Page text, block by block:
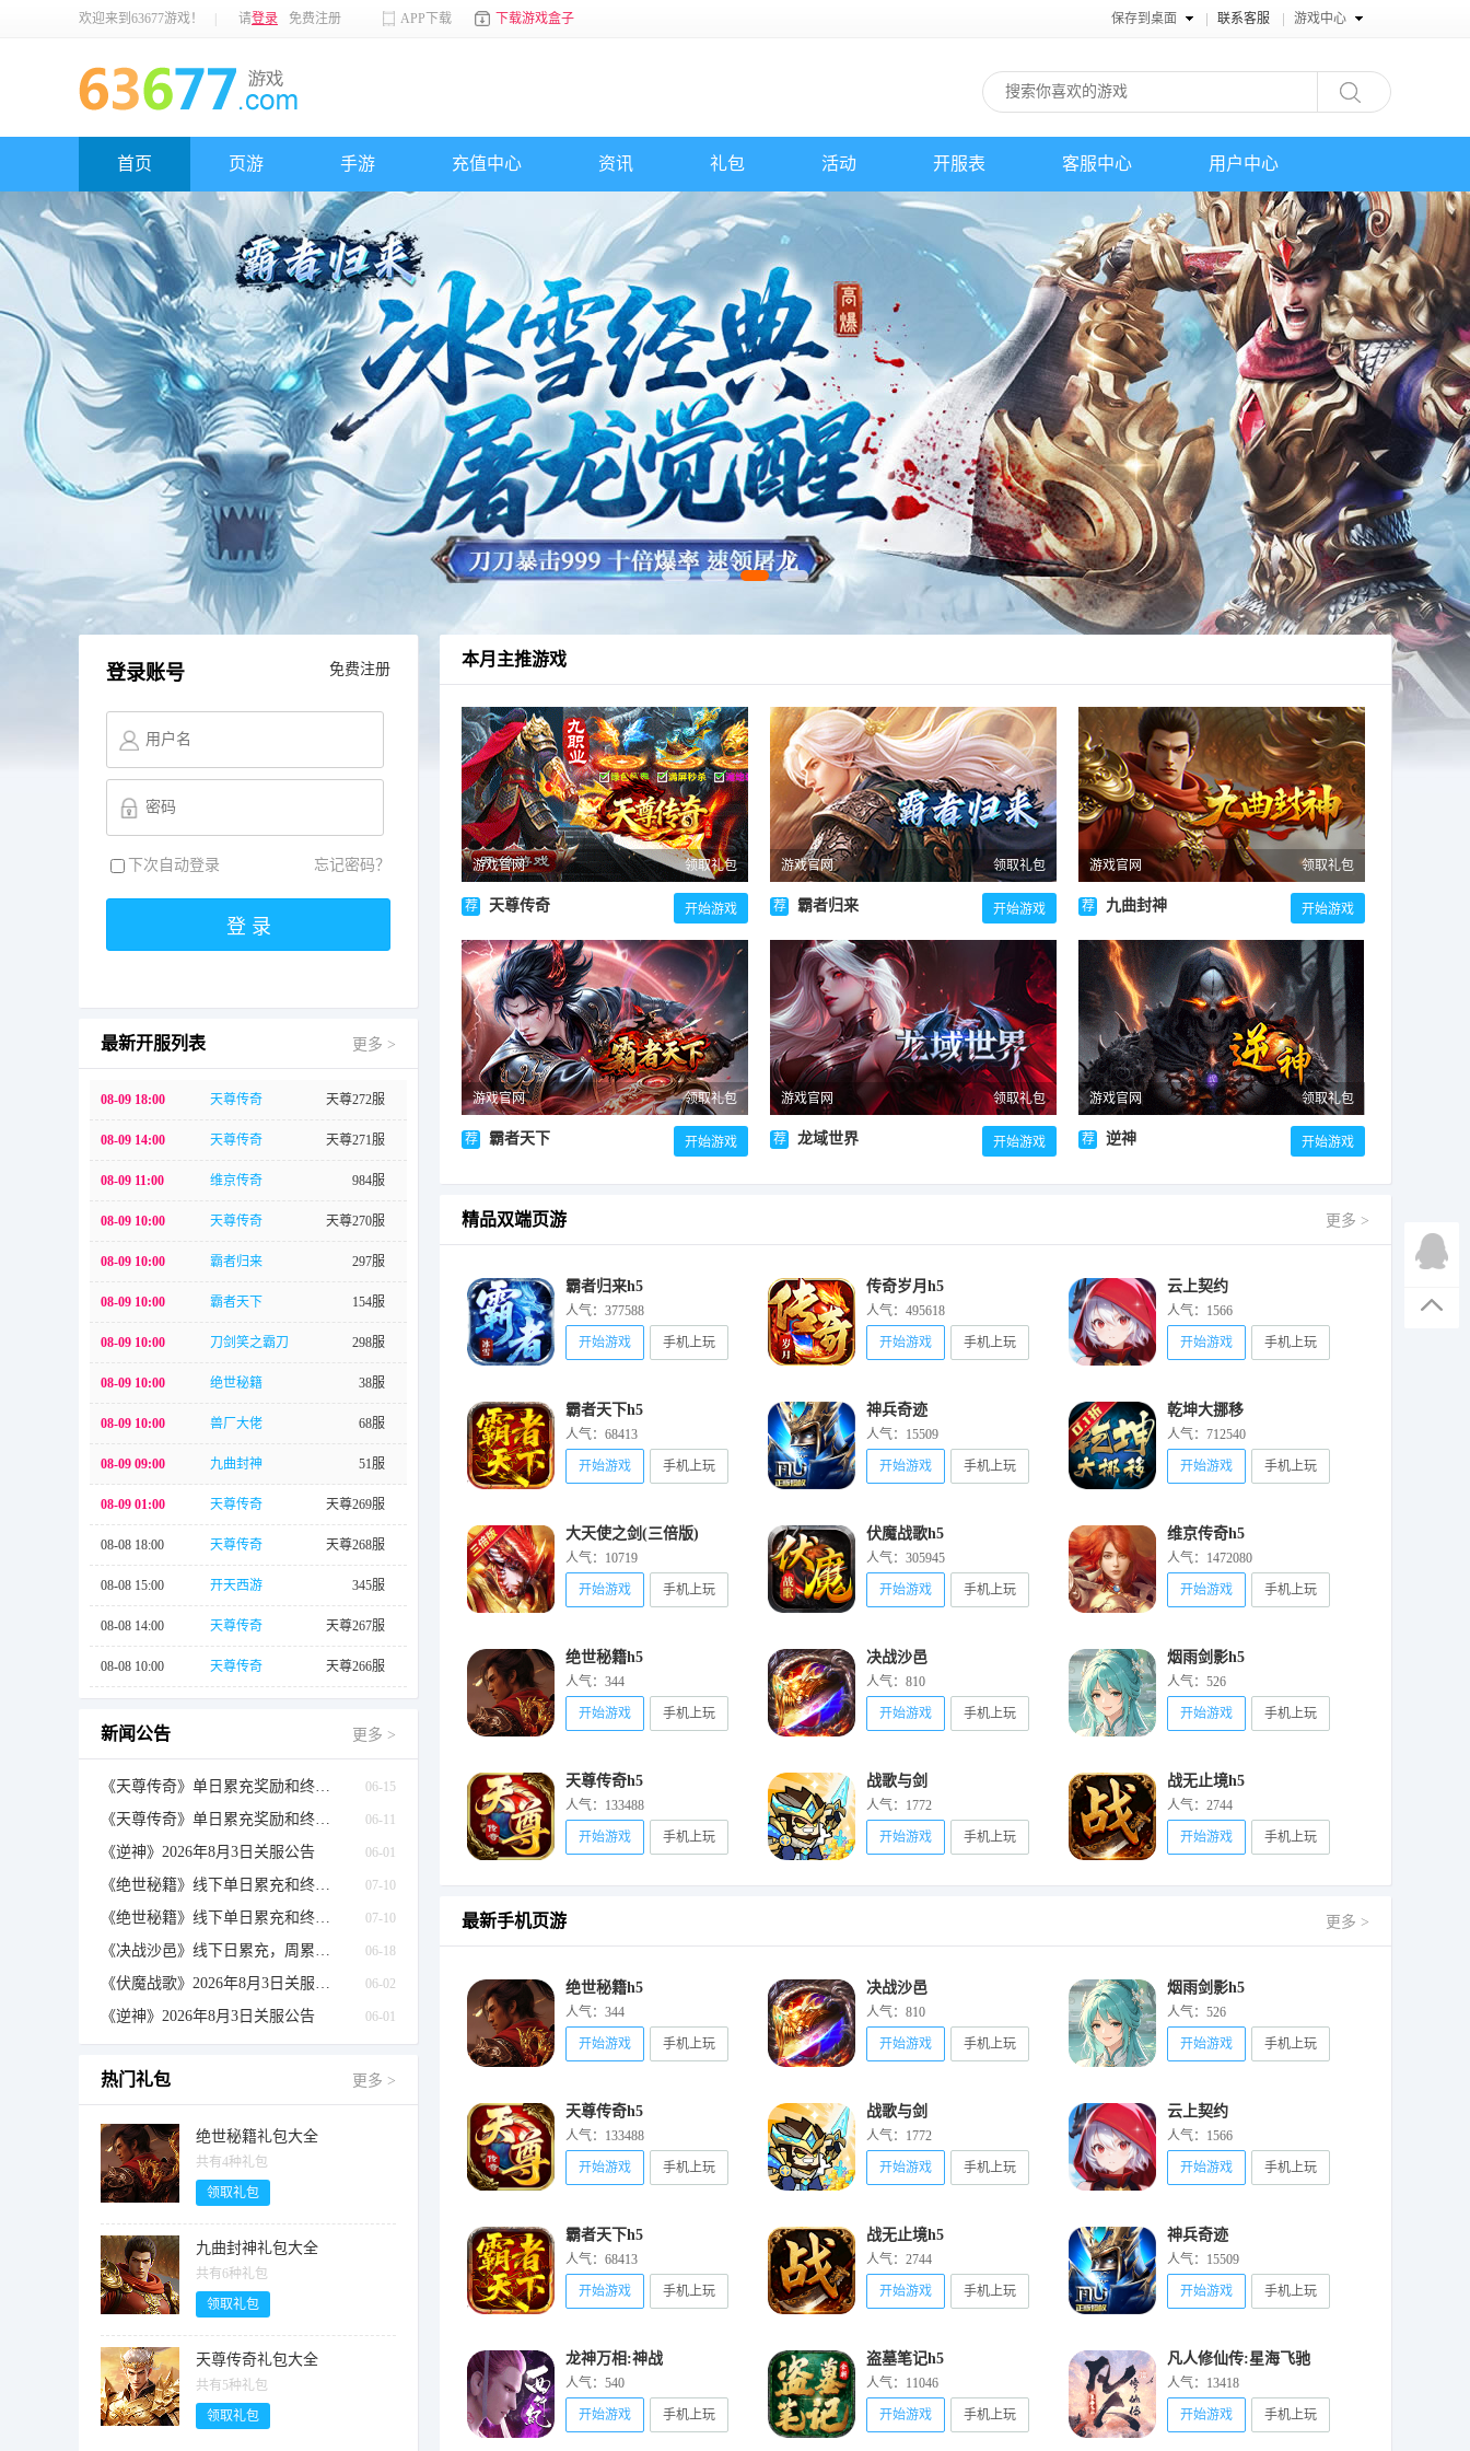
欢迎来到63677游戏！ 请登录 免费注册 APP下载 下载游戏盒子 保存到桌面 联系客服 游戏中心
首页 页游 手游 充值中心 资讯 礼包 活动 开服表 客服中心 用户中心
登录账号 免费注册
下次自动登录 忘记密码？
最新开服列表 更多 >
08-09 18:00 天尊传奇 天尊272服
08-09 14:00 天尊传奇 天尊271服
08-09 11:00 维京传奇 984服
08-09 10:00 天尊传奇 天尊270服
08-09 10:00 霸者归来 297服
08-09 10:00 霸者天下 154服
08-09 10:00 刀剑笑之霸刀 298服
08-09 10:00 绝世秘籍 38服
08-09 10:00 兽厂大佬 68服
08-09 09:00 九曲封神 51服
08-09 01:00 天尊传奇 天尊269服
08-08 18:00 天尊传奇 天尊268服
08-08 15:00 开天西游 345服
08-08 14:00 天尊传奇 天尊267服
08-08 10:00 天尊传奇 天尊266服
新闻公告 更多 >
《天尊传奇》单日累充奖励和终身累充线下奖励 06-15
《天尊传奇》单日累充奖励和终身累充线下奖励 06-11
《逆神》2026年8月3日关服公告 06-01
《绝世秘籍》线下单日累充和终身累充返利活动公告 07-10
《绝世秘籍》线下单日累充和终身累充返利活动公告 07-10
《决战沙邑》线下日累充，周累充，月累充线下返利活动合集 06-18
《伏魔战歌》2026年8月3日关服公告 06-02
《逆神》2026年8月3日关服公告 06-01
热门礼包 更多 >
绝世秘籍礼包大全
共有4种礼包
领取礼包
九曲封神礼包大全
共有6种礼包
领取礼包
天尊传奇礼包大全
共有5种礼包
领取礼包
本月主推游戏
游戏官网 领取礼包
荐 天尊传奇 开始游戏
游戏官网 领取礼包
荐 霸者归来 开始游戏
游戏官网 领取礼包
荐 九曲封神 开始游戏
游戏官网 领取礼包
荐 霸者天下 开始游戏
游戏官网 领取礼包
荐 龙域世界 开始游戏
游戏官网 领取礼包
荐 逆神 开始游戏
精品双端页游 更多 >
霸者归来h5
人气：377588
开始游戏 手机上玩
传奇岁月h5
人气：495618
开始游戏 手机上玩
云上契约
人气：1566
开始游戏 手机上玩
霸者天下h5
人气：68413
开始游戏 手机上玩
神兵奇迹
人气：15509
开始游戏 手机上玩
乾坤大挪移
人气：712540
开始游戏 手机上玩
大天使之剑(三倍版)
人气：10719
开始游戏 手机上玩
伏魔战歌h5
人气：305945
开始游戏 手机上玩
维京传奇h5
人气：1472080
开始游戏 手机上玩
绝世秘籍h5
人气：344
开始游戏 手机上玩
决战沙邑
人气：810
开始游戏 手机上玩
烟雨剑影h5
人气：526
开始游戏 手机上玩
天尊传奇h5
人气：133488
开始游戏 手机上玩
战歌与剑
人气：1772
开始游戏 手机上玩
战无止境h5
人气：2744
开始游戏 手机上玩
最新手机页游 更多 >
绝世秘籍h5
人气：344
开始游戏 手机上玩
决战沙邑
人气：810
开始游戏 手机上玩
烟雨剑影h5
人气：526
开始游戏 手机上玩
天尊传奇h5
人气：133488
开始游戏 手机上玩
战歌与剑
人气：1772
开始游戏 手机上玩
云上契约
人气：1566
开始游戏 手机上玩
霸者天下h5
人气：68413
开始游戏 手机上玩
战无止境h5
人气：2744
开始游戏 手机上玩
神兵奇迹
人气：15509
开始游戏 手机上玩
龙神万相:神战
人气：540
开始游戏 手机上玩
盗墓笔记h5
人气：11046
开始游戏 手机上玩
凡人修仙传:星海飞驰
人气：13418
开始游戏 手机上玩